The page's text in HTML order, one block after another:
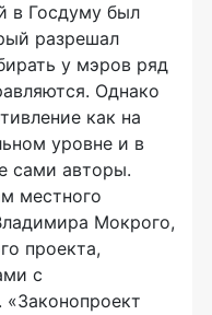
в Госдуму был
разрешал
у мэров ряд
Однако
как на
уровне и в
сами авторы.
местного
Мокрого,
проекта,
с